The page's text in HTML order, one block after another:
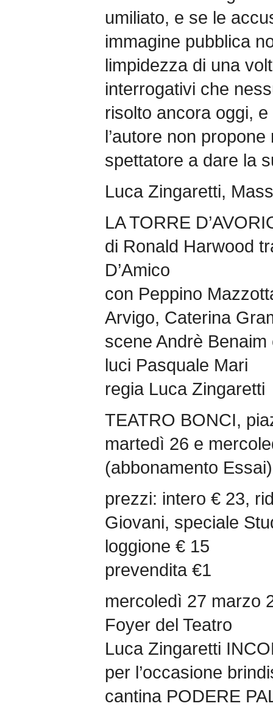
umiliato, e se le
immagine pubblica
limpidezza di una
interrogativi che
risolto ancora oggi,
l’autore non
spettatore a dare la
Luca Zingaretti,
LA TORRE
di Ronald Harwood
D’Amico
con Peppino
Arvigo, Caterina
scene Andrè
luci Pasquale Mari
regia Luca Zingaretti
TEATRO BONCI,
martedì 26 e
(abbonamento Essai)
prezzi: intero € 23,
Giovani, speciale
loggione € 15
prevendita €1
mercoledì 27 marzo
Foyer del Teatro
Luca Zingaretti
per l’occasione
cantina PODERE